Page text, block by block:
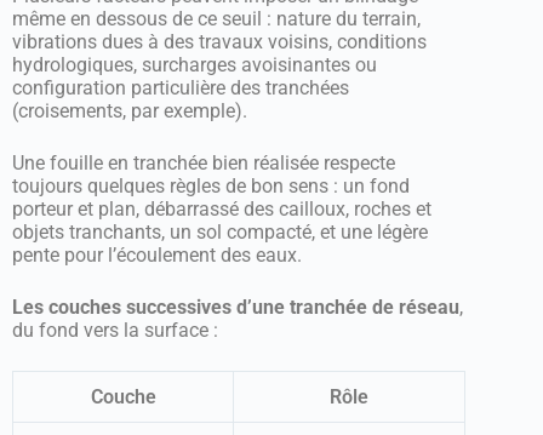
même en dessous de ce seuil : nature du terrain,
vibrations dues à des travaux voisins, conditions
hydrologiques, surcharges avoisinantes ou
configuration particulière des tranchées
(croisements, par exemple).
Une fouille en tranchée bien réalisée respecte
toujours quelques règles de bon sens : un fond
porteur et plan, débarrassé des cailloux, roches et
objets tranchants, un sol compacté, et une légère
pente pour l’écoulement des eaux.
Les couches successives d’une tranchée de réseau,
du fond vers la surface :
Couche Rôle